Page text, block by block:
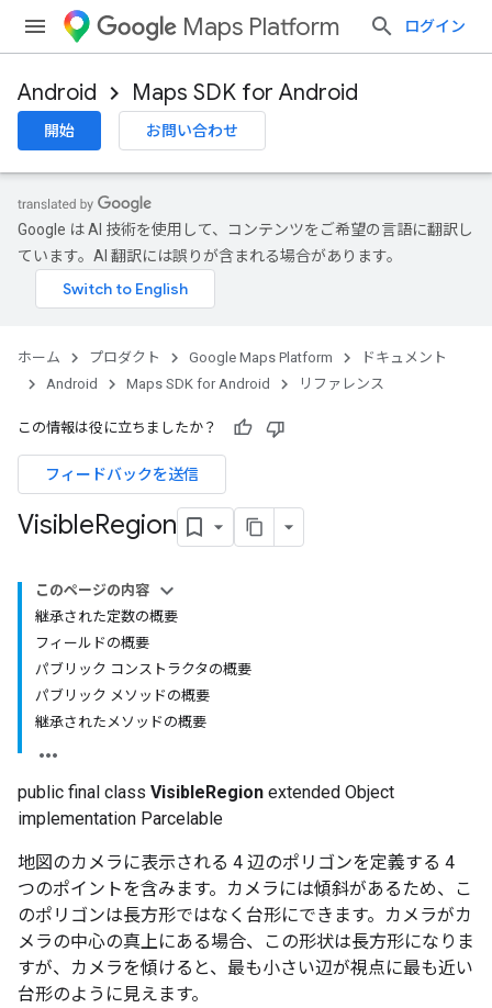
Maps Platform ログイン
Android Maps SDK for Android
開始 お問い合わせ
Google は AI 技術を使用して、コンテンツをご希望の言語に翻訳し
ています。AI 翻訳には誤りが含まれる場合があります。
ホーム プロダクト Google Maps Platform
ドキュメント
Android
Maps SDK for Android リファレンス
この情報は役に立ちましたか？
フィードバックを送信
VisibleRegion
このページの内容
継承された定数の概要
フィールドの概要
パブリック コンストラクタの概要
パブリック メソッドの概要
継承されたメソッドの概要
public final class VisibleRegion extended Object
implementation Parcelable
地図のカメラに表示される 4 辺のポリゴンを定義する 4
つのポイントを含みます。カメラには傾斜があるため、こ
のポリゴンは長方形ではなく台形にできます。カメラがカ
メラの中心の真上にある場合、この形状は長方形になりま
すが、カメラを傾けると、最も小さい辺が視点に最も近い
台形のように見えます。